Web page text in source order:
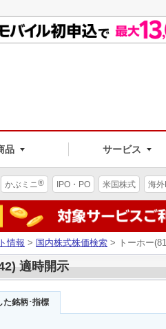
品 サービス
かぶミニ® IPO・PO 米国株式 海
情報 > 国内株式株価検索 > トーホー
適時開示
た銘柄･指標